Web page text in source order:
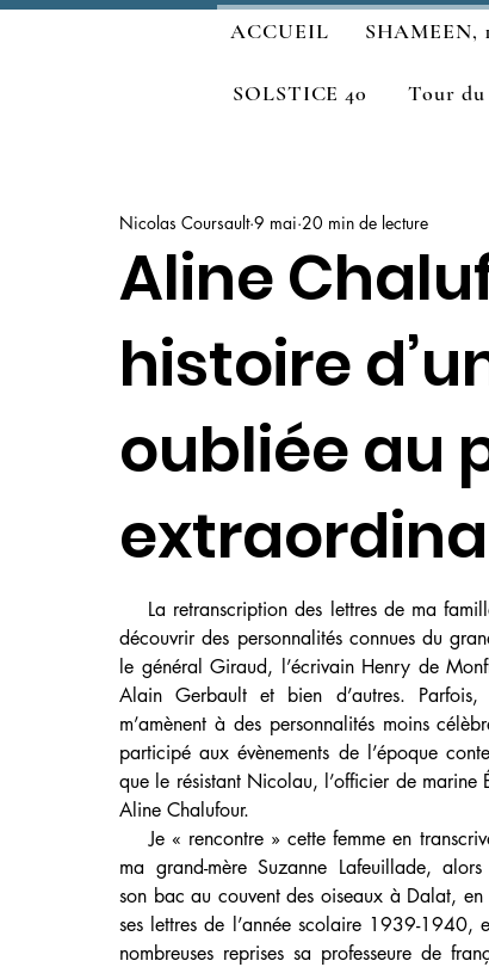
ACCUEIL SHAMEEN,
SOLSTICE 40 Tour du
Aline
histoire
oubliée au
Nicolas Coursault 9 mai 20 min de lecture
La retranscription des lettres de ma
découvrir des personnalités connues du
le général Giraud, l’écrivain Henry de
Alain Gerbault et bien d’autres. Parfois,
m’amènent à des personnalités moins
participé aux évènements de l’époque
que le résistant Nicolau, l’officier de marine
Aline Chalufour.
Je « rencontre » cette femme en
ma grand-mère Suzanne Lafeuillade,
son bac au couvent des oiseaux à Dalat, en
ses lettres de l’année scolaire 1939-1940,
nombreuses reprises sa professeure de